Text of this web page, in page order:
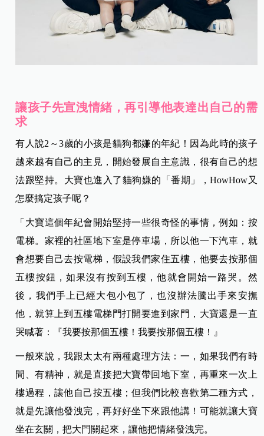
讓孩子先宣洩情緒，再引導他表達出自己的需
求
有人說2～3歲的小孩是貓狗都嫌的年紀！因為此時的孩子
越來越有自己的主見，開始發展自主意識，很有自己的想
法跟堅持。大寶也進入了貓狗嫌的「番期」，HowHow又
怎麼搞定孩子呢？
「大寶這個年紀會開始堅持一些很奇怪的事情，例如：按
電梯。家裡的社區地下室是停車場，所以他一下汽車，就
會想要自己去按電梯，假設我們家住五樓，他要去按那個
五樓按鈕，如果沒有按到五樓，他就會開始一路哭。然
後，我們手上已經大包小包了，也沒辦法騰出手來安撫
他，就算上到五樓電梯門打開要進到家門，大寶還是一直
哭喊著：『我要按那個五樓！我要按那個五樓！』
一般來說，我跟太太有兩種處理方法：一，如果我們有時
間、有精神，就是直接把大寶帶回地下室，再重來一次上
樓過程，讓他自己按五樓；但我們比較喜歡第二種方式，
就是先讓他發洩完，再好好坐下來跟他講！可能就讓大寶
坐在玄關，把大門關起來，讓他把情緒發洩完。